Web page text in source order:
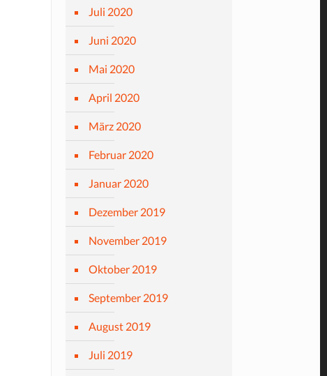
Juli 2020
Juni 2020
Mai 2020
April 2020
März 2020
Februar 2020
Januar 2020
Dezember 2019
November 2019
Oktober 2019
September 2019
August 2019
Juli 2019